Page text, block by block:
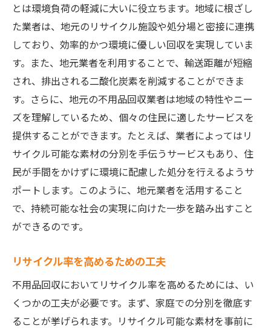
とは環境負荷の軽減に大いに役立ちます。地域に根ざし
た業者は、地元のリサイクル施設や処分場と密接に連携
しており、効率的かつ環境に優しい回収を実現していま
す。また、地元業者を利用することで、輸送距離が短縮
され、排出される二酸化炭素を削減することができま
す。さらに、地元の不用品回収業者は地域の特性やニー
ズを理解しているため、個々の住民に適したサービスを
提供することができます。たとえば、業者によってはリ
サイクル可能な素材の分別を手伝うサービスもあり、住
民が手間をかけずに環境に配慮した処分を行えるようサ
ポートします。このように、地元業者を活用すること
で、持続可能な社会の実現に向けた一歩を踏み出すこと
ができるのです。
リサイクル率を高めるための工夫
不用品回収においてリサイクル率を高めるためには、い
くつかの工夫が必要です。まず、家庭での分別を徹底す
ることが挙げられます。リサイクル可能な素材を事前に